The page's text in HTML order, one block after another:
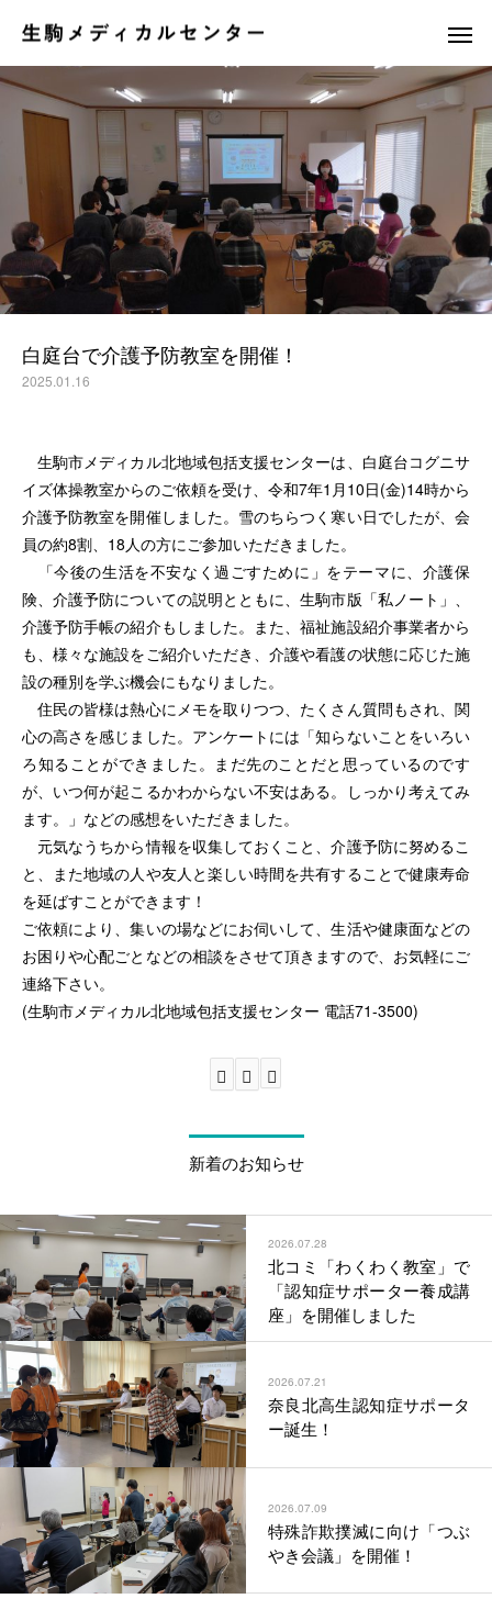
休日夜間応急診療所 訪問看護ステ
白庭台で介護予防教室を開催！
2025.01.16
生駒市メディカル北地域包括支援センターは、白庭台コグニサ
イズ体操教室からのご依頼を受け、令和7年1月10日(金)14時から
介護予防教室を開催しました。雪のちらつく寒い日でしたが、会
員の約8割、18人の方にご参加いただきました。
「今後の生活を不安なく過ごすために」をテーマに、介護保
険、介護予防についての説明とともに、生駒市版「私ノート」、
介護予防手帳の紹介もしました。また、福祉施設紹介事業者から
も、様々な施設をご紹介いただき、介護や看護の状態に応じた施
設の種別を学ぶ機会にもなりました。
住民の皆様は熱心にメモを取りつつ、たくさん質問もされ、関
心の高さを感じました。アンケートには「知らないことをいろい
ろ知ることができました。まだ先のことだと思っているのです
が、いつ何が起こるかわからない不安はある。しっかり考えてみ
ます。」などの感想をいただきました。
元気なうちから情報を収集しておくこと、介護予防に努めるこ
と、また地域の人や友人と楽しい時間を共有することで健康寿命
を延ばすことができます！
ご依頼により、集いの場などにお伺いして、生活や健康面などの
お困りや心配ごとなどの相談をさせて頂きますので、お気軽にご
連絡下さい。
(生駒市メディカル北地域包括支援センター 電話71-3500)
新着のお知らせ
2026.07.28
北コミ「わくわく教室」で
「認知症サポーター養成講
座」を開催しました
2026.07.21
奈良北高生認知症サポータ
ー誕生！
2026.07.09
特殊詐欺撲滅に向け「つぶ
やき会議」を開催！